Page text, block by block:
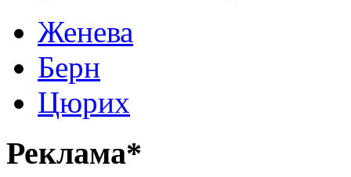
Женева
Берн
Цюрих
Реклама*